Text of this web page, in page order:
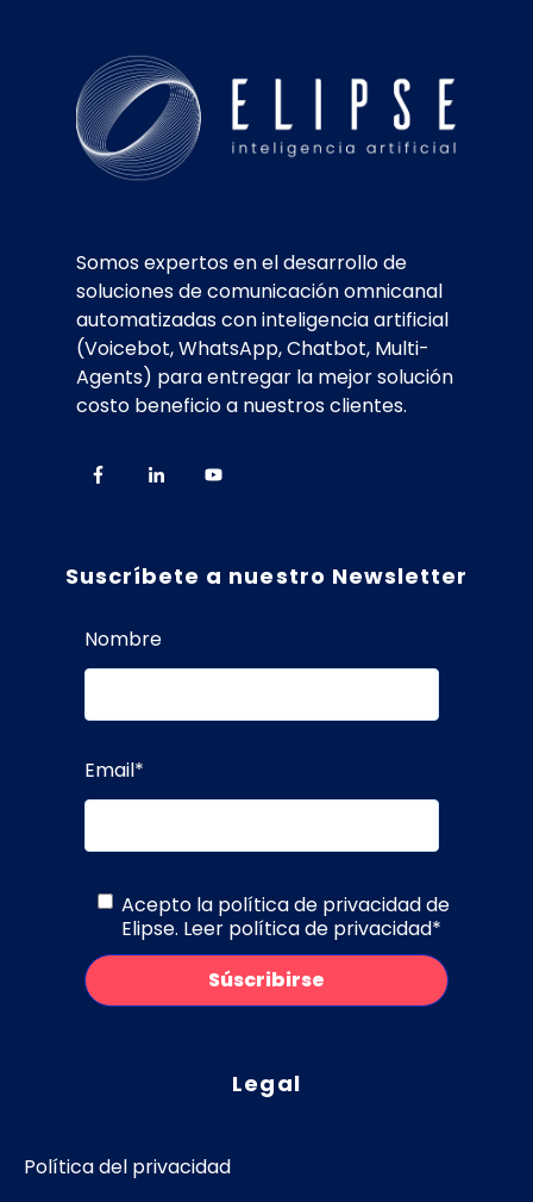
Somos expertos en el desarrollo de
soluciones de comunicación omnicanal
automatizadas con inteligencia artificial
(Voicebot, WhatsApp, Chatbot, Multi-
Agents) para entregar la mejor solución
costo beneficio a nuestros clientes.
Suscríbete a nuestro Newsletter
Nombre
Email*
Acepto la política de privacidad de
Elipse. Leer política de privacidad*
Legal
Política del privacidad